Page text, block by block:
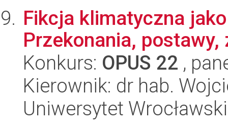
Fikcja klimatyczna
Przekonania, postawy,
Konkurs: OPUS 22 ,
Kierownik: dr hab.
Uniwersytet